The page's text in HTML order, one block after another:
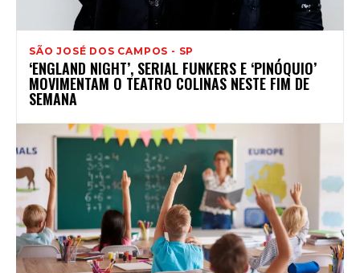
SÃO JOSÉ DOS CAMPOS - SP
‘ENGLAND NIGHT’, SERIAL FUNKERS E ‘PINÓQUIO’
MOVIMENTAM O TEATRO COLINAS NESTE FIM DE
SEMANA